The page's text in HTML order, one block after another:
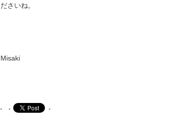
ださいね。
Misaki